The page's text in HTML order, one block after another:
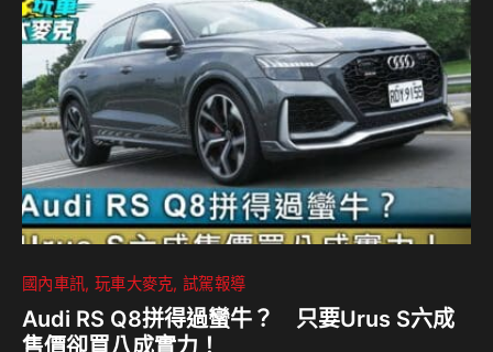
表了定位極其特殊的－「Huracán Sterrato」！ 這次受邀至
印尼峇里島參加Huracán Sterrato亞太區首發會，就要來親
身感受Lamborghini如何將Hur…
國內車訊 玩車大麥克 試駕報導
Audi RS Q8拼得過蠻牛？ 只要Urus S六成
售價卻買八成實力！